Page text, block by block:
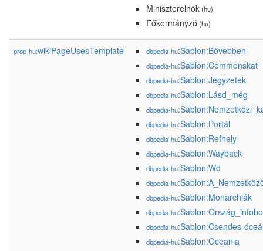
Miniszterelnök(hu)
Főkormányzó (hu)
prop-hu:wikiPageUsesTemplate dbpedia-hu:Sablon:Bővebben
dbpedia-hu:Sablon:Commonskat
dbpedia-hu:Sablon:Jegyzetek
dbpedia-hu:Sablon:Lásd_még
dbpedia-hu
dbpedia-hu:Sablon:Portál
dbpedia-hu:Sablon:Refhely
dbpedia-hu:Sablon:Wayback
dbpedia-hu:Sablon:Wd
dbpedia-hu
dbpedia-hu:Sablon:Monarchiák
dbpedia-hu
dbpedia-hu:Sablon:Csendes-
dbpedia-hu:Sablon:Oceania